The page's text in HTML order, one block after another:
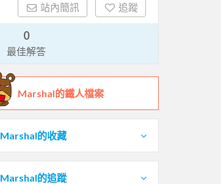
站內簡訊 追蹤
0
最佳解答
Marshal的鐵人檔案
Marshal的收藏
Marshal的追蹤